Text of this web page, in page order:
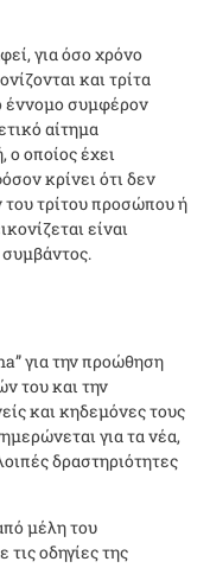
για όσο χρόνο
και τρίτα
έννομο συμφέρον
αίτημα
ο οποίος έχει
κρίνει ότι δεν
τρίτου προσώπου ή
είναι
” για την προώθηση
του και την
και κηδεμόνες τους
για τα νέα,
δραστηριότητες
μέλη του
οδηγίες της